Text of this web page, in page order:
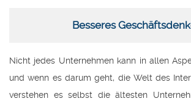
Besseres
Nicht jedes Unternehmen kann in allen
und wenn es darum geht, die Welt des
verstehen es selbst die ältesten